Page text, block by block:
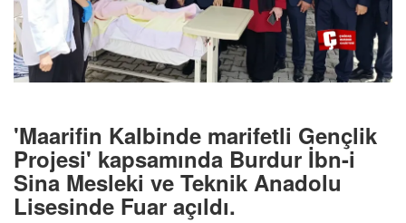
'Maarifin Kalbinde marifetli Gençlik
Projesi' kapsamında Burdur İbn-i
Sina Mesleki ve Teknik Anadolu
Lisesinde Fuar açıldı.